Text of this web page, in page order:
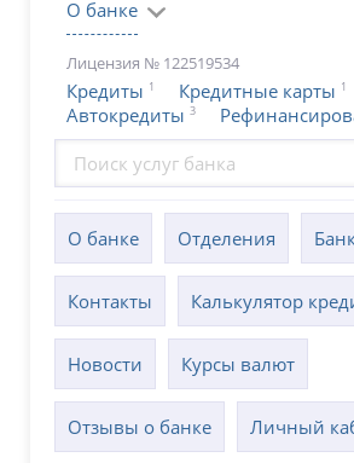
О банке
Лицензия № 122519534
Кредиты 1 Кредитные карты 1
Автокредиты 3
О банке Отделения
Контакты Калькулятор
Новости Курсы валют
Отзывы о банке Личный